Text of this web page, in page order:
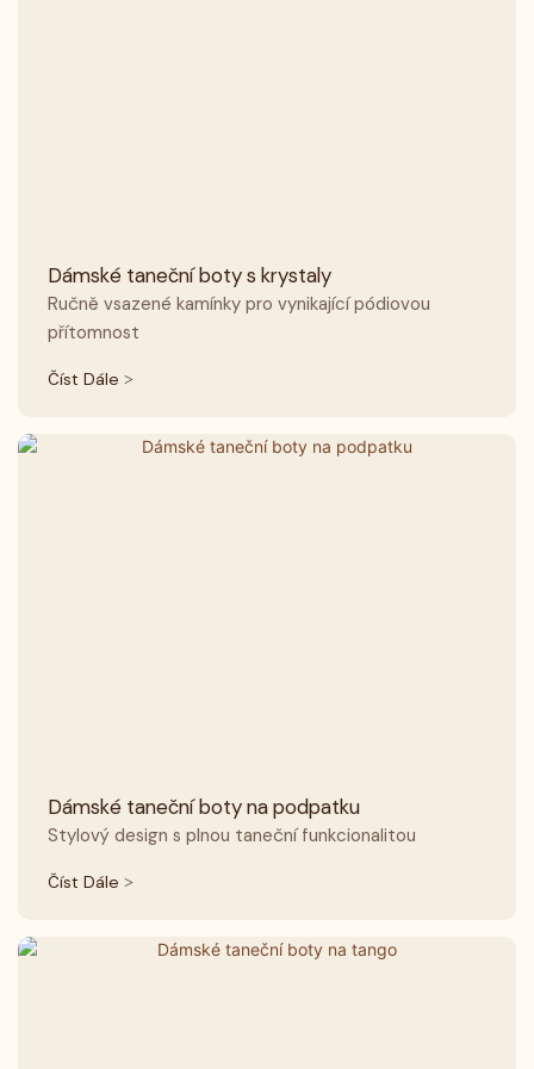
Dámské taneční boty s krystaly
Ručně vsazené kamínky pro vynikající pódiovou
přítomnost
Číst Dále >
Dámské taneční boty na podpatku
Stylový design s plnou taneční funkcionalitou
Číst Dále >